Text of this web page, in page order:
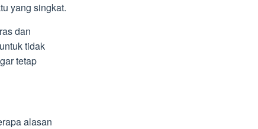
yang singkat.
dan
tidak
tetap
alasan